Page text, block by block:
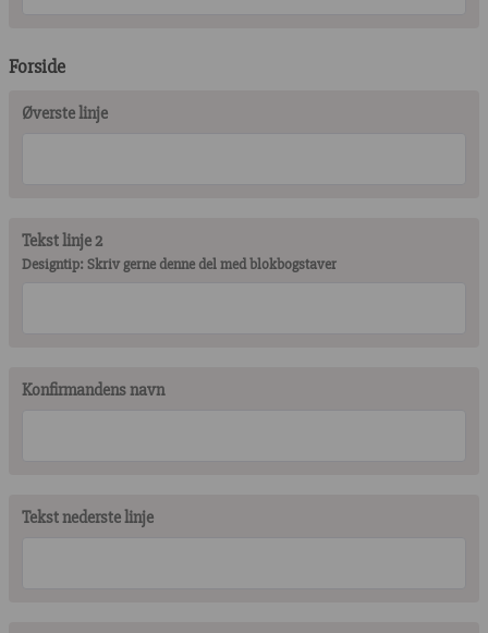
Forside
Øverste linje
Tekst linje 2
Designtip: Skriv gerne denne del med blokbogstaver
Konfirmandens navn
Tekst nederste linje